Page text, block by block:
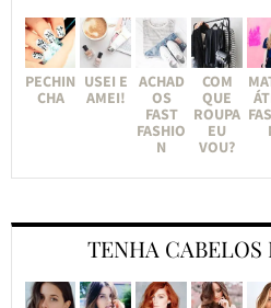
PECHIN
CHA
USEI E
AMEI!
ACHAD
OS
FAST
FASHIO
N
COM
QUE
ROUPA
EU
VOU?
TENHA CABELOS